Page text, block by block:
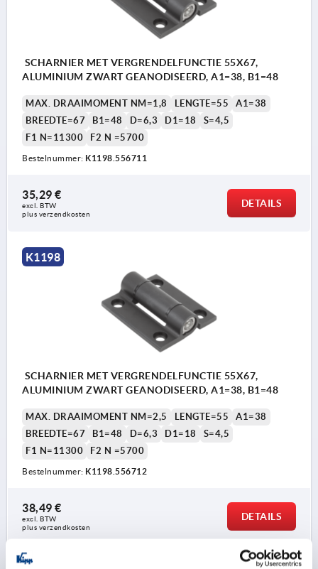
SCHARNIER MET VERGRENDELFUNCTIE 55X67,
ALUMINIUM ZWART GEANODISEERD, A1=38, B1=48
MAX. DRAAIMOMENT NM=1,8 LENGTE=55
A1=38
BREEDTE=67
B1=48 D=6,3 D1=18
S=4,5
F1 N=11300
F2 N =5700
Bestelnummer: K1198.556711
35,29 €
excl. BTW
plus verzendkosten
DETAILS
K1198
SCHARNIER MET VERGRENDELFUNCTIE 55X67,
ALUMINIUM ZWART GEANODISEERD, A1=38, B1=48
MAX. DRAAIMOMENT NM=2,5 LENGTE=55
A1=38
BREEDTE=67
B1=48 D=6,3 D1=18
S=4,5
F1 N=11300
F2 N =5700
Bestelnummer: K1198.556712
38,49 €
excl. BTW
plus verzendkosten
DETAILS